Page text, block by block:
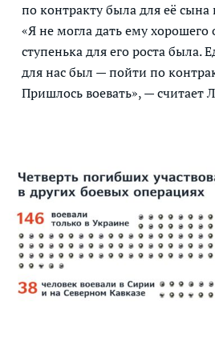
по контракту была для её
«Я не могла дать ему хорошего
ступенька для его роста была.
для нас был — пойти по
Пришлось воевать», — считает